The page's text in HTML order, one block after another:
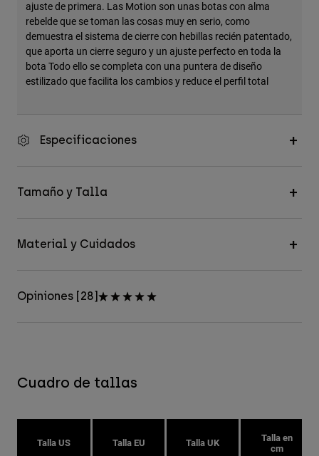
ajuste de primera. Las Motion son unas botas con alma
rebelde que se toman las cosas muy en serio, como
demuestra el sistema de cierre con hebillas recién patentado,
que aporta un cierre seguro y un ajuste perfecto en toda la
bota Todo ello se completa con una puntera de diseño
estilizado que facilita los cambios y reduce el perfil total
Especificaciones
Tamaño y Talla
Material y Cuidados
Opiniones [28]
Cuadro de tallas
Talla US Talla EU Talla UK
Talla en
cm